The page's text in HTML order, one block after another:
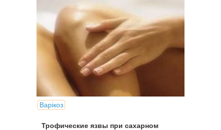
Варікоз
Трофические язвы при сахарном